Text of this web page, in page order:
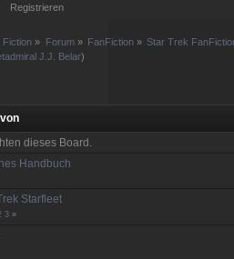
Registrieren
Fiction » Forum» FanFiction » Star Trek
J.J. Belar)
dieses Board.
Handbuch
Starfleet
3 »